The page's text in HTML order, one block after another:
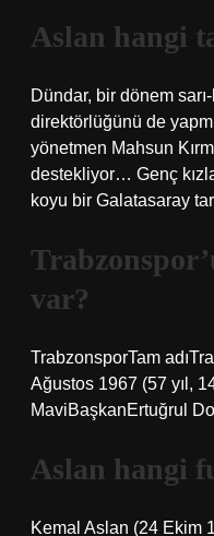
Aslan hangi
Dündar, bir dönem
direktörlüğünü de
yönetmen Mahsun
destekliyor… Genç
koyu bir Galatasaray
var?
TrabzonsporTam
Ağustos 1967 (57 yıl,
MaviBaşkanErtuğrul
Aslan hangi
Kemal Aslan (24 Ekim